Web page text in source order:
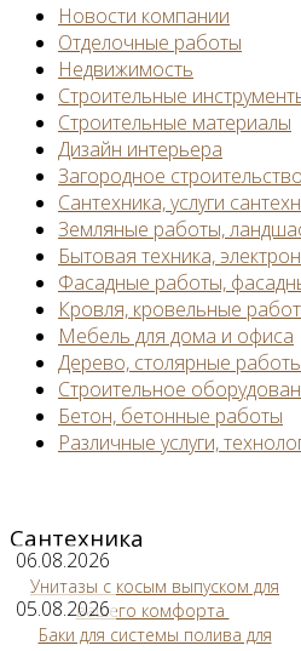
Новости компании
Отделочные работы
Недвижимость
Строительные
Строительные материалы
Дизайн интерьера
Загородное строительство
Сантехника, услуги
Земляные работы,
Бытовая техника,
Фасадные работы,
Кровля, кровельные
Мебель для дома и офиса
Дерево, столярные работы
Строительное
Бетон, бетонные работы
Различные услуги,
Сантехника
06.08.2026
Унитазы с косым выпуском для
вашего комфорта
05.08.2026
Баки для системы полива для